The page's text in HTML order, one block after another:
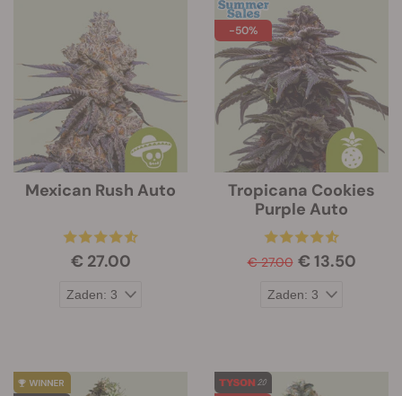
Mexican Rush Auto
€ 27.00
-50%
Tropicana Cookies
Purple Auto
€ 27.00 € 13.50